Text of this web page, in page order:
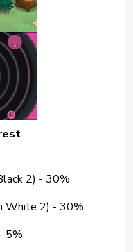
2) - 30%
White 2) - 30%
- 5%